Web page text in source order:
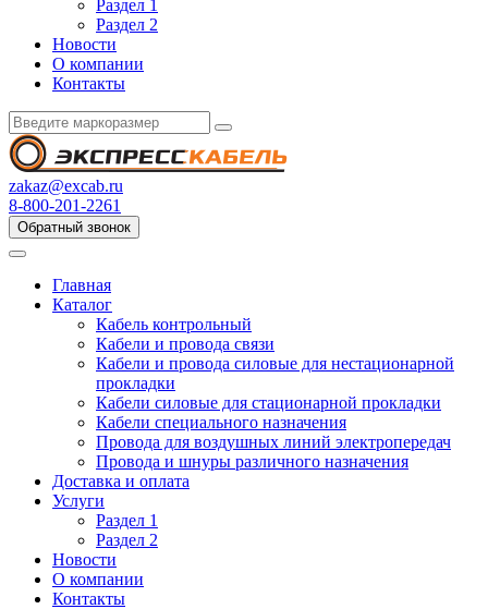
Раздел 1
Раздел 2
Новости
О компании
Контакты
zakaz@excab.ru
8-800-201-2261
Обратный звонок
Главная
Каталог
Кабель контрольный
Кабели и провода связи
Кабели и провода силовые для нестационарной
прокладки
Кабели силовые для стационарной прокладки
Кабели специального назначения
Провода для воздушных линий электропередач
Провода и шнуры различного назначения
Доставка и оплата
Услуги
Раздел 1
Раздел 2
Новости
О компании
Контакты